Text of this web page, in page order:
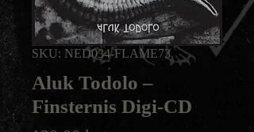
SKU: NED034-FLAME73
Aluk Todolo ‎–
Finsternis Digi-CD